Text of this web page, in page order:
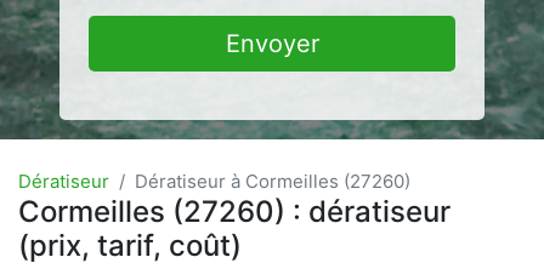
Envoyer
Dératiseur Dératiseur à Cormeilles (27260)
Cormeilles (27260) : dératiseur
(prix, tarif, coût)